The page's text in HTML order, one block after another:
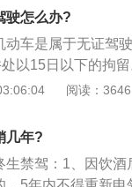
规定对机动车驾
4、凭满分考试信
驾驶证时需要作为
驶怎么办?
动车是属于无证驾
以15日以下的拘
动车，被交警处罚
责任的。
阅读：3646
几年?
生禁驾：1、因饮